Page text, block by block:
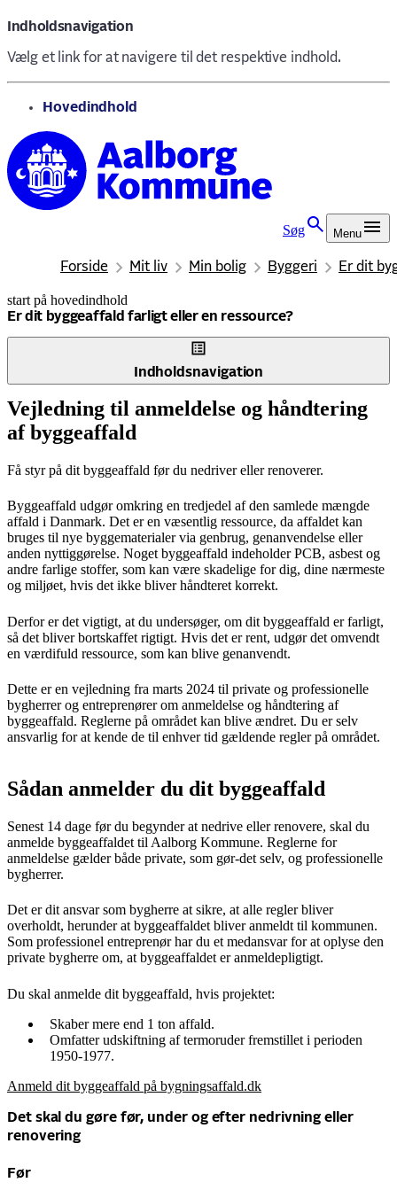
Indholdsnavigation
Vælg et link for at navigere til det respektive indhold.
gå til
Hovedindhold
Søg Menu
Forside Mit liv Min bolig Byggeri Er dit
start på hovedindhold
Er dit byggeaffald farligt eller en ressource?
senest opdateret 17. december 2025
Indholdsnavigation
Vejledning til anmeldelse og håndtering
af byggeaffald
Få styr på dit byggeaffald før du nedriver eller renoverer.
Byggeaffald udgør omkring en tredjedel af den samlede mængde
affald i Danmark. Det er en væsentlig ressource, da affaldet kan
bruges til nye byggematerialer via genbrug, genanvendelse eller
anden nyttiggørelse. Noget byggeaffald indeholder PCB, asbest og
andre farlige stoffer, som kan være skadelige for dig, dine nærmeste
og miljøet, hvis det ikke bliver håndteret korrekt.
Derfor er det vigtigt, at du undersøger, om dit byggeaffald er farligt,
så det bliver bortskaffet rigtigt. Hvis det er rent, udgør det omvendt
en værdifuld ressource, som kan blive genanvendt.
Dette er en vejledning fra marts 2024 til private og professionelle
bygherrer og entreprenører om anmeldelse og håndtering af
byggeaffald. Reglerne på området kan blive ændret. Du er selv
ansvarlig for at kende de til enhver tid gældende regler på området.
Sådan anmelder du dit byggeaffald
Senest 14 dage før du begynder at nedrive eller renovere, skal du
anmelde byggeaffaldet til Aalborg Kommune. Reglerne for
anmeldelse gælder både private, som gør-det selv, og professionelle
bygherrer.
Det er dit ansvar som bygherre at sikre, at alle regler bliver
overholdt, herunder at byggeaffaldet bliver anmeldt til kommunen.
Som professionel entreprenør har du et medansvar for at oplyse den
private bygherre om, at byggeaffaldet er anmeldepligtigt.
Du skal anmelde dit byggeaffald, hvis projektet:
Skaber mere end 1 ton affald.
Omfatter udskiftning af termoruder fremstillet i perioden
1950-1977.
Anmeld dit byggeaffald på bygningsaffald.dk
Det skal du gøre før, under og efter nedrivning eller
renovering
Før